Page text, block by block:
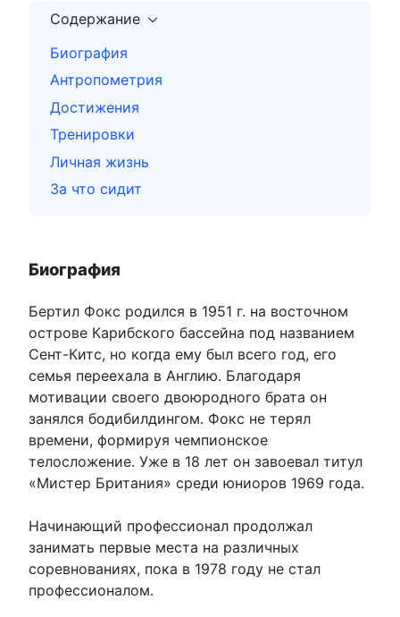
Содержание
Биография
Антропометрия
Достижения
Тренировки
Личная жизнь
За что сидит
Биография
Бертил Фокс родился в 1951 г. на восточном
острове Карибского бассейна под названием
Сент-Китс, но когда ему был всего год, его
семья переехала в Англию. Благодаря
мотивации своего двоюродного брата он
занялся бодибилдингом. Фокс не терял
времени, формируя чемпионское
телосложение. Уже в 18 лет он завоевал титул
«Мистер Британия» среди юниоров 1969 года.
Начинающий профессионал продолжал
занимать первые места на различных
соревнованиях, пока в 1978 году не стал
профессионалом.